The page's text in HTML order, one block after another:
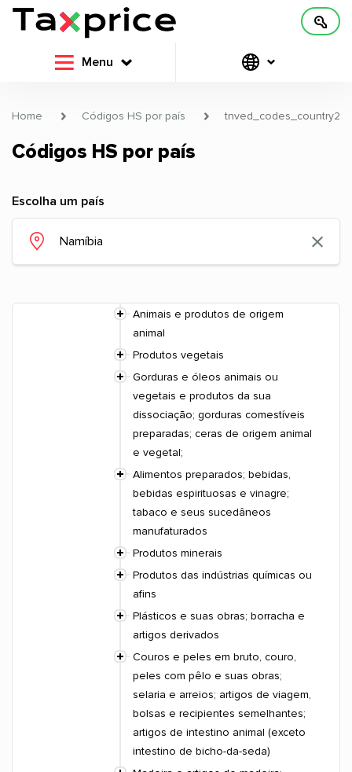
Menu
Home Códigos HS por país tnved_codes_country2
Códigos HS por país
Escolha um país
Animais e produtos de origem
animal
Produtos vegetais
Gorduras e óleos animais ou
vegetais e produtos da sua
dissociação; gorduras comestíveis
preparadas; ceras de origem animal
e vegetal;
Alimentos preparados; bebidas,
bebidas espirituosas e vinagre;
tabaco e seus sucedâneos
manufaturados
Produtos minerais
Produtos das indústrias químicas ou
afins
Plásticos e suas obras; borracha e
artigos derivados
Couros e peles em bruto, couro,
peles com pêlo e suas obras;
selaria e arreios; artigos de viagem,
bolsas e recipientes semelhantes;
artigos de intestino animal (exceto
intestino de bicho-da-seda)